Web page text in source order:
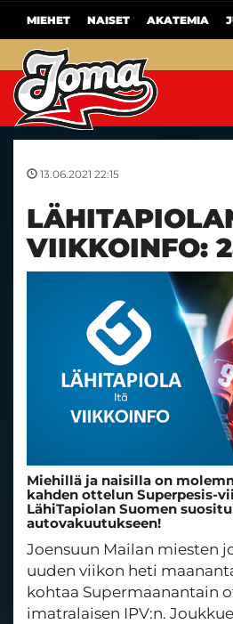
MIEHET NAISET AKATEMIA
13.06.2021 22:15
VIIKKOINFO:
Miehillä ja naisilla on
kahden ottelun Superpesis-
LähiTapiolan Suomen
autovakuutukseen!
Joensuun Mailan miesten
uuden viikon heti
kohtaa Supermaanantain
imatralaisen IPV:n.